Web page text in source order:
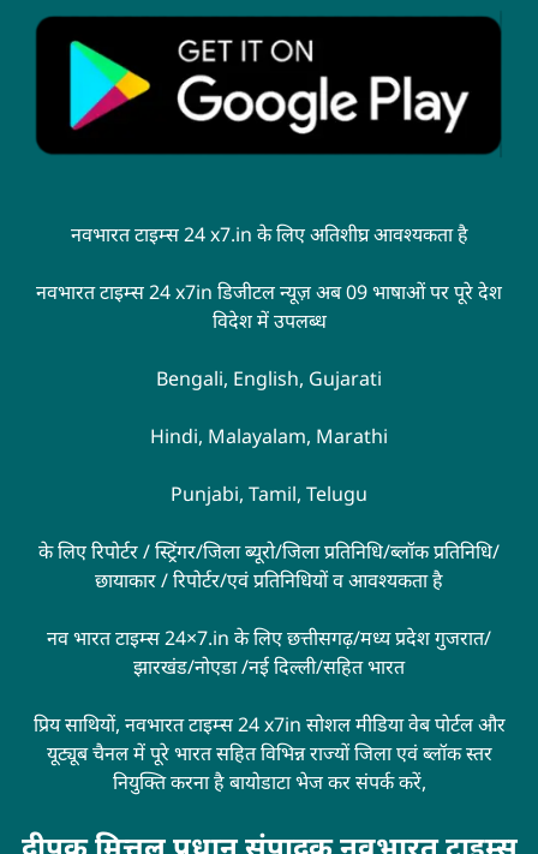
नवभारत टाइम्स 24 x7.in के लिए अतिशीघ्र आवश्यकता है
नवभारत टाइम्स 24 x7in डिजीटल न्यूज़ अब 09 भाषाओं पर पूरे देश
विदेश में उपलब्ध
Bengali, English, Gujarati
Hindi, Malayalam, Marathi
Punjabi, Tamil, Telugu
के लिए रिपोर्टर / स्ट्रिंगर/जिला ब्यूरो/जिला प्रतिनिधि/ब्लॉक प्रतिनिधि/
छायाकार / रिपोर्टर/एवं प्रतिनिधियों व आवश्यकता है
नव भारत टाइम्स 24×7.in के लिए छत्तीसगढ़/मध्य प्रदेश गुजरात/
झारखंड/नोएडा /नई दिल्ली/सहित भारत
प्रिय साथियों, नवभारत टाइम्स 24 x7in सोशल मीडिया वेब पोर्टल और
यूट्यूब चैनल में पूरे भारत सहित विभिन्न राज्यों जिला एवं ब्लॉक स्तर
नियुक्ति करना है बायोडाटा भेज कर संपर्क करें,